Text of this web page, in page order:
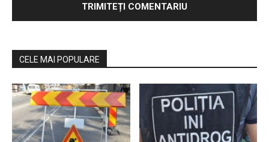
CELE MAI POPULARE